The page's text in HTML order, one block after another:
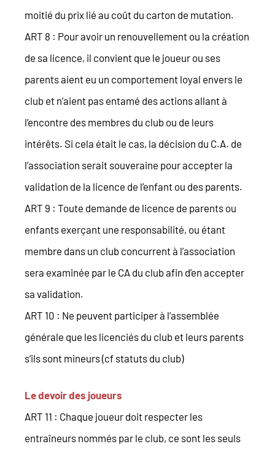
moitié du prix lié au coût du carton de mutation.
ART 8 : Pour avoir un renouvellement ou la création
de sa licence, il convient que le joueur ou ses
parents aient eu un comportement loyal envers le
club et n’aient pas entamé des actions allant à
l’encontre des membres du club ou de leurs
intérêts. Si cela était le cas, la décision du C.A. de
l’association serait souveraine pour accepter la
validation de la licence de l’enfant ou des parents.
ART 9 : Toute demande de licence de parents ou
enfants exerçant une responsabilité, ou étant
membre dans un club concurrent à l’association
sera examinée par le CA du club afin d’en accepter
sa validation.
ART 10 : Ne peuvent participer à l’assemblée
générale que les licenciés du club et leurs parents
s’ils sont mineurs (cf statuts du club)
Le devoir des joueurs
ART 11 : Chaque joueur doit respecter les
entraîneurs nommés par le club, ce sont les seuls